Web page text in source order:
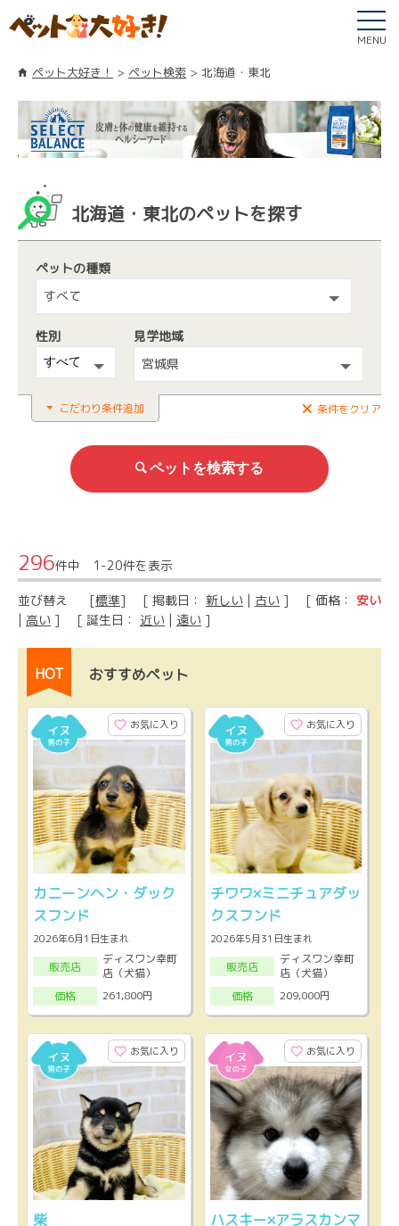
MENU
ペット大好き！ ペット検索 北海道・東北
北海道・東北のペットを探す
ペットの種類
すべて
性別
見学地域
宮城県
こだわり条件追加 条件をクリア
296件中 1-20件を表示
並び替え [標準] [ 掲載日： 新しい | 古い ] [ 価格： 安い
| 高い ] [ 誕生日： 近い | 遠い ]
HOT おすすめペット
お気に入り
カニーンヘン・ダック
スフンド
2026年6月1日生まれ
販売店
ディスワン幸町
店（犬猫）
価格
261,800円
お気に入り
チワワ×ミニチュアダッ
クスフンド
2026年5月31日生まれ
販売店
ディスワン幸町
店（犬猫）
価格
209,000円
お気に入り
柴
お気に入り
ハスキー×アラスカンマ